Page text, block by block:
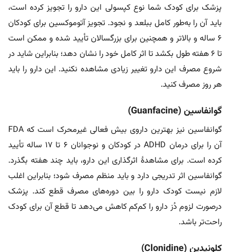
پزشک برای کودک شما نوع کپسولی این دارو را تجویز کرده است،
باید آن را به‌طور کامل ببلعد و نجود. تجویز آتوموکسین برای کودکان
۶ ساله و بالاتر و همچنین برای بزرگسالان تأیید شده‌ و ممکن است
تا ۶ هفته طول بکشد تا اثر کامل خود را نشان دهد؛ بنابراین شاید در
شروع مصرف این دارو تغییر زیادی مشاهده نکنید. این دارو را باید
هر روز مصرف کنید.
گوانفاسین (Guanfacine)
گوانفاسین نیز بهترین داروی بیش فعالی غیرمحرک است که FDA
آن را برای درمان ADHD در کودکان و نوجوانان ۶ تا ۱۷ ساله تأیید
کرده است. برای مشاهدۀ اثرگذاری این دارو، باید چند هفته بگذرد.
گوانفاسین اثر تدریجی دارد و باید منظم مصرف شود؛ بنابراین اغلب
لازم نیست کودک دارو را بین دوره‌های مصرف قطع کند. پزشک
درصورت لزوم دُز دارو را کم‌کم کاهش می‌دهد تا قطع آن برای کودک
راحت‌تر باشد.
کلونیدین (Clonidine)